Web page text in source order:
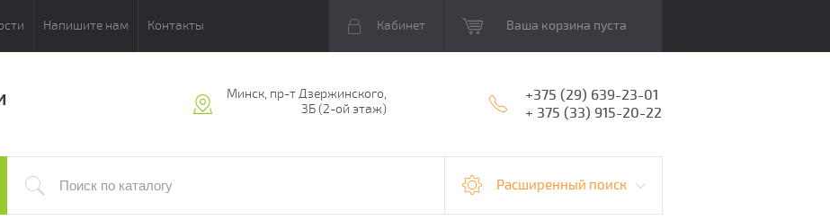
Напишите нам Контакты Кабинет Ваша корзина пуста
Минск, пр-т Дзержинского,
3Б (2-ой этаж)
+375 (29) 639-23-01
+ 375 (33) 915-20-22
Расширенный поиск